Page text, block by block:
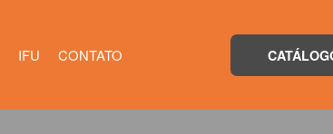
IFU CONTATO